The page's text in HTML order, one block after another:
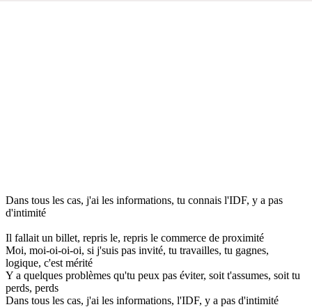
Dans tous les cas, j'ai les informations, tu connais l'IDF, y a pas
d'intimité
Il fallait un billet, repris le, repris le commerce de proximité
Moi, moi-oi-oi-oi, si j'suis pas invité, tu travailles, tu gagnes,
logique, c'est mérité
Y a quelques problèmes qu'tu peux pas éviter, soit t'assumes, soit tu
perds, perds
Dans tous les cas, j'ai les informations, l'IDF, y a pas d'intimité